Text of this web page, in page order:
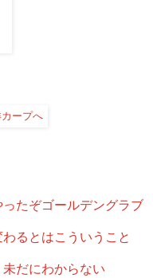
たぞゴールデングラブ
るとはこういうこと
だにわからない